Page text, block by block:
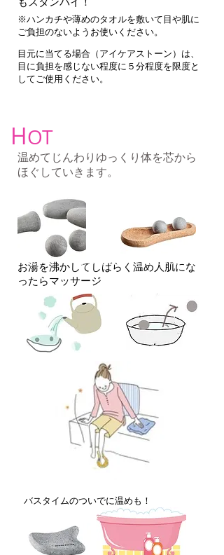
※ハンカチや薄めのタオルを敷いて目や肌に
ご負担のないようお使いください。
​目元に当てる場合（アイケアストーン）は、
目に負担を感じない程度に５分程度を限度と
してご使用ください。
HOT
温めてじんわりゆっくり体を芯から
ほぐしていきます。
​お湯を沸かしてしばらく温め人肌にな
ったらマッサージ
※電子レンジはご使用になれません。
バスタイムのついでに温めも！